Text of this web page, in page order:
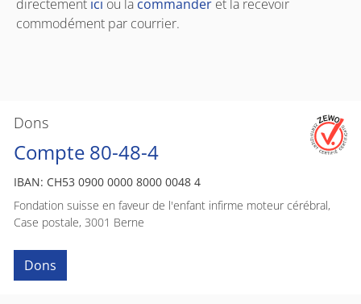
Dons
Compte 80-48-4
IBAN: CH53 0900 0000 8000 0048 4
Fondation suisse en faveur de l'enfant infirme moteur cérébral,
Case postale, 3001 Berne
Dons
directement ici ou la commander et la recevoir
commodément par courrier.